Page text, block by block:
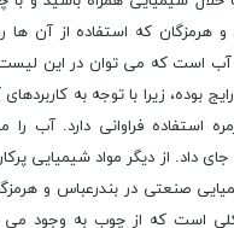
هرمزگان که استفاده از آن ها
آب است که می توان در این لیست
بوده، زیرا با توجه به
استفاده فراوانی دارد. آب
داد. از دیگر مواد شیمیایی
صنعتی در بندرعباس و
است که از چوب به وجود می